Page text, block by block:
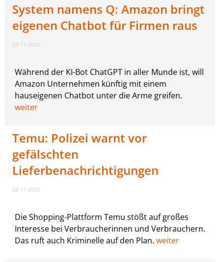
System namens Q: Amazon bringt
eigenen Chatbot für Firmen raus
29-11-2023
Während der KI-Bot ChatGPT in aller Munde ist, will
Amazon Unternehmen künftig mit einem
hauseigenen Chatbot unter die Arme greifen.
weiter
Temu: Polizei warnt vor
gefälschten
Lieferbenachrichtigungen
28-11-2023
Die Shopping-Plattform Temu stößt auf großes
Interesse bei Verbraucherinnen und Verbrauchern.
Das ruft auch Kriminelle auf den Plan. weiter